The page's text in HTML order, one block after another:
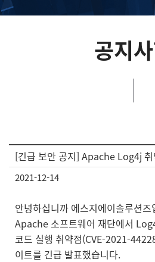
공지
[긴급 보안 공지] Apache Log4j 취
2021-12-14
안녕하십니까 에스지에이솔루션즈
Apache 소프트웨어 재단에서
코드 실행 취약점(CVE-2021-
이트를 긴급 발표했습니다.